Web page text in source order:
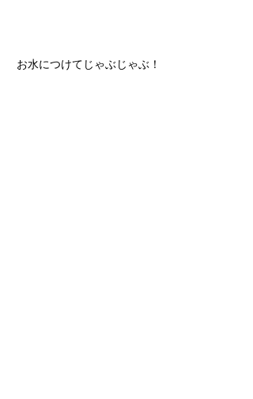
お水につけてじゃぶじゃぶ！